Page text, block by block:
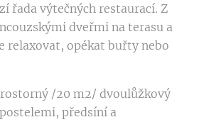
řada výtečných restaurací. Z
dveřmi na terasu a
relaxovat, opékat buřty nebo
/20 m2/ dvoulůžkový
předsíní a